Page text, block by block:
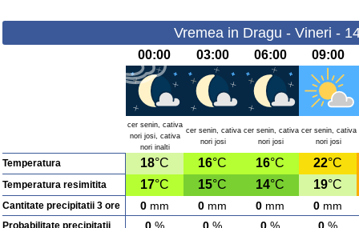
Vremea in Dragu - Vineri -
00:00 03:00 06:00 09:00
cer senin, cativa
nori josi, cativa
nori inalti
cer senin, cativa
nori josi
cer senin, cativa
nori josi
cer senin, cativa
nori josi
Temperatura 18°C 16°C 16°C 22°C
Temperatura resimitita 17°C 15°C 14°C 19°C
Cantitate precipitatii 3 ore 0 mm 0 mm 0 mm 0 mm
Probabilitate precipitatii